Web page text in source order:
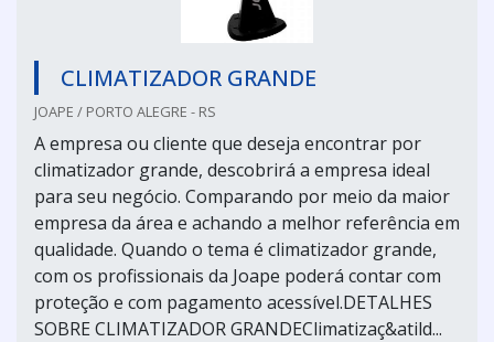
CLIMATIZADOR GRANDE
JOAPE / PORTO ALEGRE - RS
A empresa ou cliente que deseja encontrar por
climatizador grande, descobrirá a empresa ideal
para seu negócio. Comparando por meio da maior
empresa da área e achando a melhor referência em
qualidade. Quando o tema é climatizador grande,
com os profissionais da Joape poderá contar com
proteção e com pagamento acessível.DETALHES
SOBRE CLIMATIZADOR GRANDEClimatizaç&atild...